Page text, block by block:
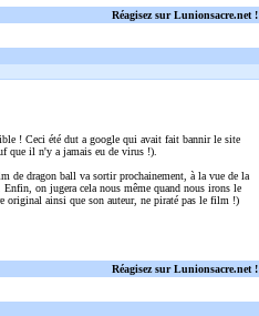
Réagisez sur Lunionsacre.net !
! Ceci été dut a google qui avait fait bannir le site
que il n'y a jamais eu de virus !).
de dragon ball va sortir prochainement, à la vue de la
Enfin, on jugera cela nous même quand nous irons le
original ainsi que son auteur, ne piraté pas le film !)
Réagisez sur Lunionsacre.net !